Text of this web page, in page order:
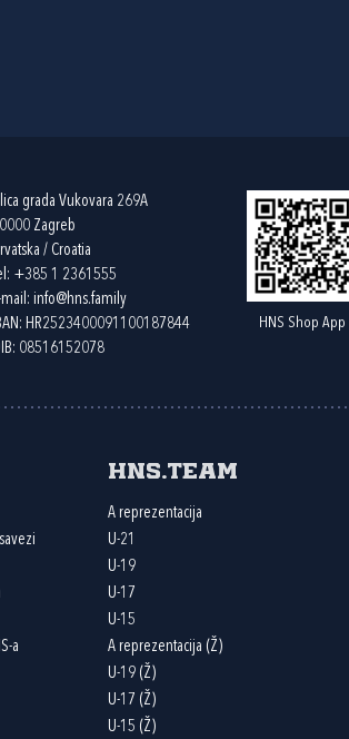
grada Vukovara 269A
Zagreb
/ Croatia
+385 1 2361555
mail: info@hns.family
HR2523400091100187844
08516152078
HNS Shop App
a
HNS.team
A reprezentacija
U-21
U-19
U-17
U-15
A reprezentacija (Ž)
U-19 (Ž)
U-17 (Ž)
U-15 (Ž)